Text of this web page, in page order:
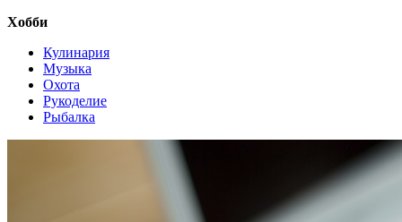
Хобби
Кулинария
Музыка
Охота
Рукоделие
Рыбалка